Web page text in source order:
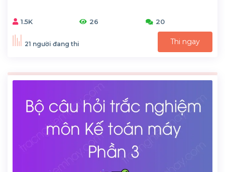
1.5K 26 20
21 người đang thi Thi ngay